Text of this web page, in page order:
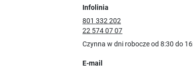
Infolinia
801 332 202
22 574 07 07
Czynna w dni robocze od 8:30 do
E-mail